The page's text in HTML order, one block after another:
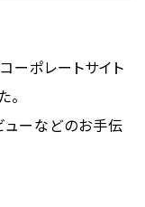
ーポレートサイト
ューなどのお手伝